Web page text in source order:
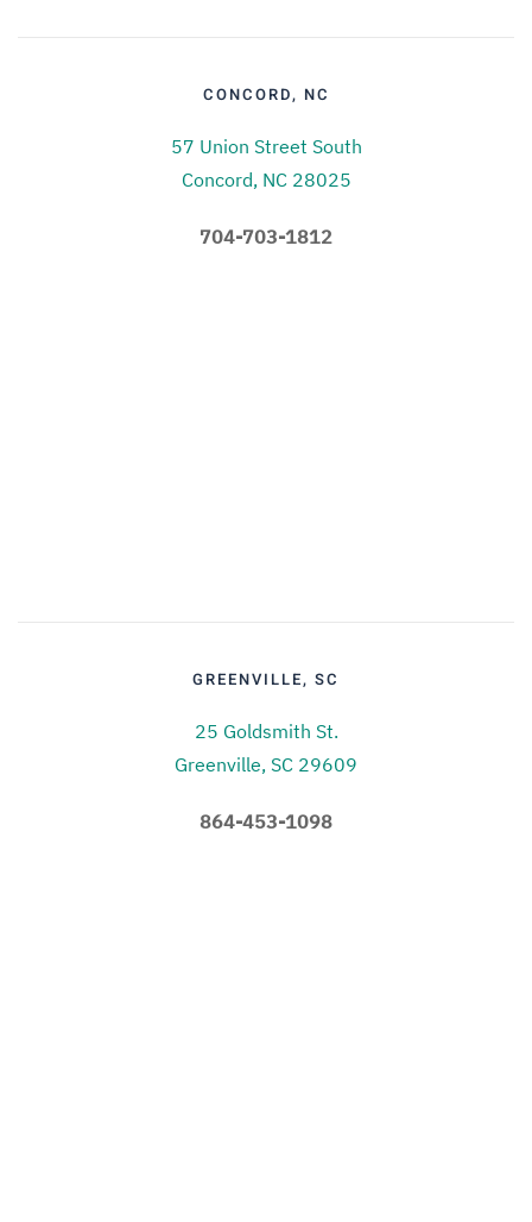
CONCORD, NC
57 Union Street South
Concord, NC 28025
704-703-1812
GREENVILLE, SC
25 Goldsmith St.
Greenville, SC 29609
864-453-1098